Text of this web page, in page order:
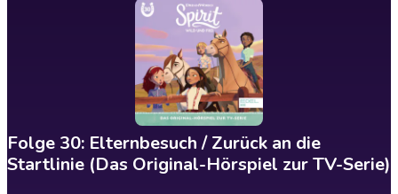
Folge 30: Elternbesuch / Zurück an die
Startlinie (Das Original-Hörspiel zur TV-Serie)